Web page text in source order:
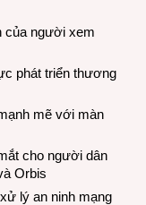
của người xem
phát triển thương
mẽ với màn
cho người dân
Orbis
lý an ninh mạng